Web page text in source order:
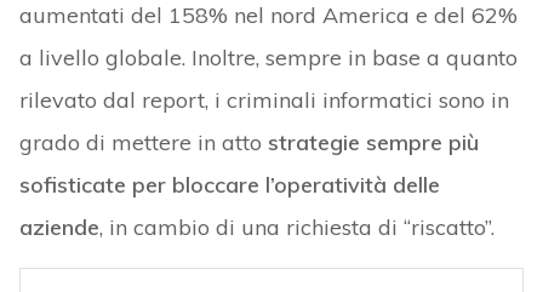
aumentati del 158% nel nord America e del 62%
a livello globale. Inoltre, sempre in base a quanto
rilevato dal report, i criminali informatici sono in
grado di mettere in atto strategie sempre più
sofisticate per bloccare l’operatività delle
aziende, in cambio di una richiesta di “riscatto”.